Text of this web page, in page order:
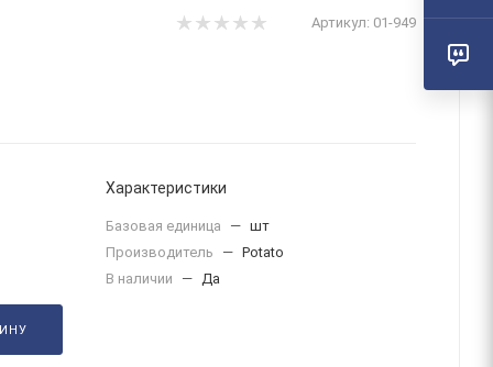
Артикул: 01-949
Характеристики
Базовая единица — шт
Производитель
— Potato
В наличии
— Да